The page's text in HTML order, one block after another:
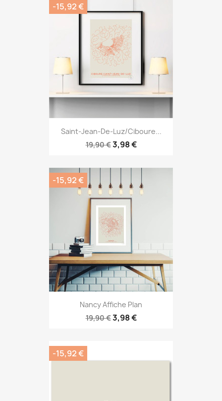
Saint-Jean-De-Luz/Ciboure...
19,90 €3,98 €
-15,92 €
Nancy Affiche Plan
19,90 €3,98 €
-15,92 €
-15,92 €